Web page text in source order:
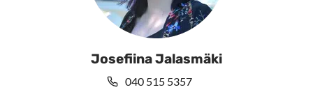
Josefiina Jalasmäki
040 515 5357